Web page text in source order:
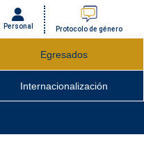
Personal Protocolo de género
Egresados
Internacionalización